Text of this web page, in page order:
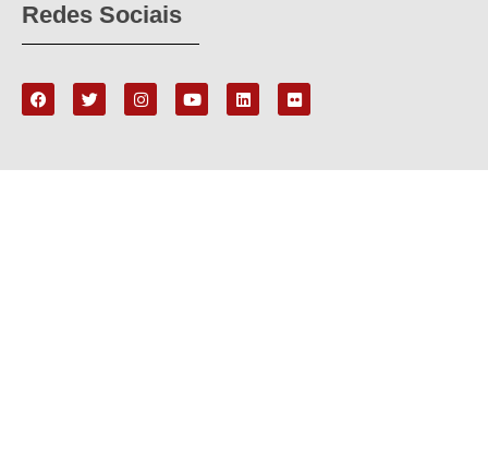
Redes Sociais